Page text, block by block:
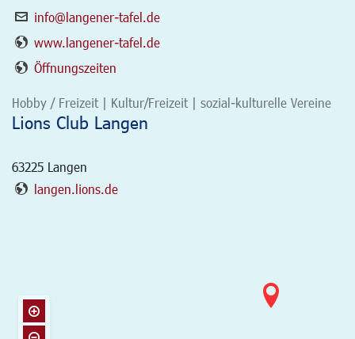
info@langener-tafel.de
www.langener-tafel.de
Öffnungszeiten
Hobby / Freizeit | Kultur/Freizeit | sozial-kulturelle Vereine
Lions Club Langen
63225 Langen
langen.lions.de